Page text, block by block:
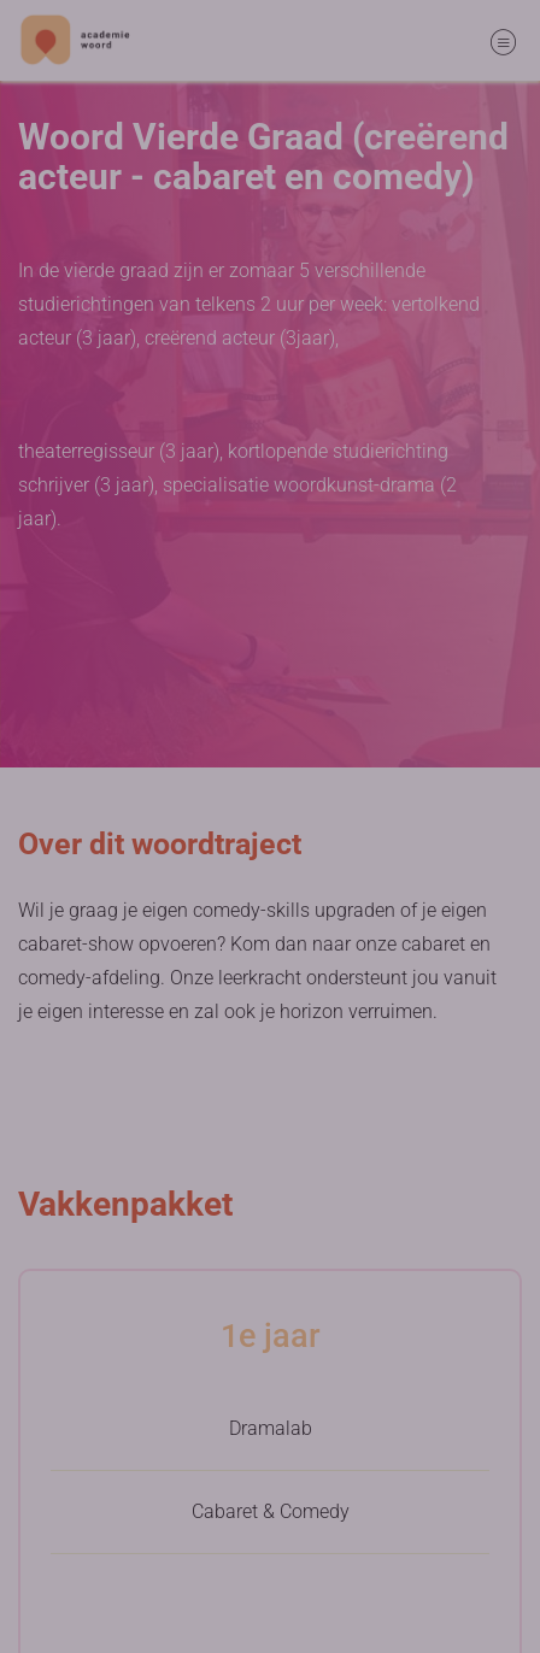
Woord Vierde Graad (creërend
acteur - cabaret en comedy)
In de vierde graad zijn er zomaar 5 verschillende
studierichtingen van telkens 2 uur per week: vertolkend
acteur (3 jaar), creërend acteur (3jaar),
theaterregisseur (3 jaar), kortlopende studierichting
schrijver (3 jaar), specialisatie woordkunst-drama (2
jaar).
Over dit woordtraject
Wil je graag je eigen comedy-skills upgraden of je eigen
cabaret-show opvoeren? Kom dan naar onze cabaret en
comedy-afdeling. Onze leerkracht ondersteunt jou vanuit
je eigen interesse en zal ook je horizon verruimen.
Vakkenpakket
1e jaar
Dramalab
Cabaret & Comedy